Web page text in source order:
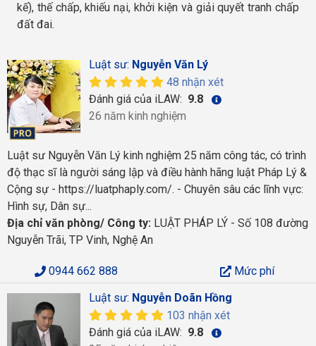
kế), thế chấp, khiếu nại, khởi kiện và giải quyết tranh chấp
đất đai.
Luật sư: Nguyễn Văn Lý
48 nhận xét
Đánh giá của iLAW: 9.8
26 năm kinh nghiệm
Luật sư Nguyễn Văn Lý kinh nghiệm 25 năm công tác, có trình
độ thạc sĩ là người sáng lập và điều hành hãng luật Pháp Lý &
Cộng sự - https://luatphaply.com/. - Chuyên sâu các lĩnh vực:
Hình sự, Dân sự...
Địa chỉ văn phòng/ Công ty: LUẬT PHÁP LÝ - Số 108 đường
Nguyễn Trãi, TP Vinh, Nghệ An
0944 662 888
Mức phí
Luật sư: Nguyễn Doãn Hồng
103 nhận xét
Đánh giá của iLAW: 9.8